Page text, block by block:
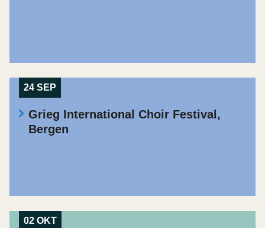
24 SEP
Grieg International Choir Festival,
Bergen
02 OKT